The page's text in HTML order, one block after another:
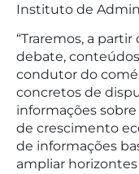
Instituto de
“Traremos, a
debate,
condutor do
concretos de
informações
de crescimento
de informações
ampliar